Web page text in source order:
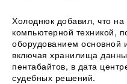
Холоднюк добавил, что
компьютерной техникой,
оборудованием основной
включая хранилища
пентабайтов, в дата
судебных решений.